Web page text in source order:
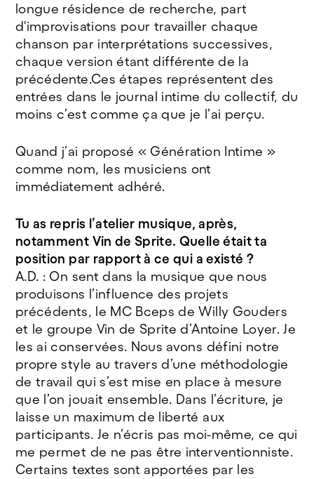
longue résidence de recherche, part
d'improvisations pour travailler chaque
chanson par interprétations successives,
chaque version étant différente de la
précédente.Ces étapes représentent des
entrées dans le journal intime du collectif, du
moins c’est comme ça que je l’ai perçu.
Quand j’ai proposé « Génération Intime »
comme nom, les musiciens ont
immédiatement adhéré.
Tu as repris l’atelier musique, après,
notamment Vin de Sprite. Quelle était ta
position par rapport à ce qui a existé ?
A.D. : On sent dans la musique que nous
produisons l’influence des projets
précédents, le MC Bceps de Willy Gouders
et le groupe Vin de Sprite d’Antoine Loyer. Je
les ai conservées. Nous avons défini notre
propre style au travers d’une méthodologie
de travail qui s’est mise en place à mesure
que l’on jouait ensemble. Dans l’écriture, je
laisse un maximum de liberté aux
participants. Je n’écris pas moi-même, ce qui
me permet de ne pas être interventionniste.
Certains textes sont apportées par les